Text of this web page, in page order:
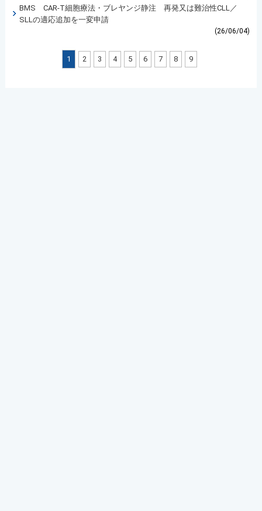
BMS CAR-T細胞療法・ブレヤンジ静注 再発又は難治性CLL／
SLLの適応追加を一変申請
(26/06/04)
1 2 3 4 5 6 7 8 9